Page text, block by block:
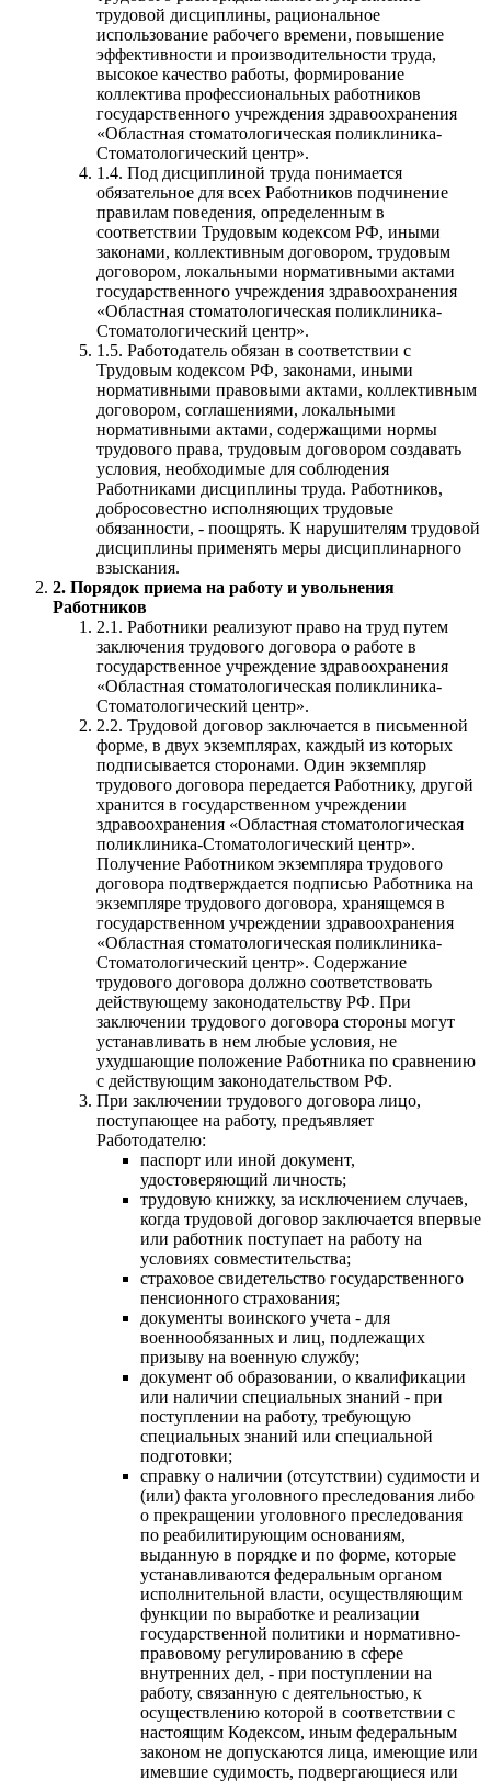
трудовой дисциплины, рациональное
использование рабочего времени, повышение
эффективности и производительности труда,
высокое качество работы, формирование
коллектива профессиональных работников
государственного учреждения здравоохранения
«Областная стоматологическая поликлиника-
Стоматологический центр».
1.4. Под дисциплиной труда понимается
обязательное для всех Работников подчинение
правилам поведения, определенным в
соответствии Трудовым кодексом РФ, иными
законами, коллективным договором, трудовым
договором, локальными нормативными актами
государственного учреждения здравоохранения
«Областная стоматологическая поликлиника-
Стоматологический центр».
1.5. Работодатель обязан в соответствии с
Трудовым кодексом РФ, законами, иными
нормативными правовыми актами, коллективным
договором, соглашениями, локальными
нормативными актами, содержащими нормы
трудового права, трудовым договором создавать
условия, необходимые для соблюдения
Работниками дисциплины труда. Работников,
добросовестно исполняющих трудовые
обязанности, - поощрять. К нарушителям трудовой
дисциплины применять меры дисциплинарного
взыскания.
2. Порядок приема на работу и увольнения
Работников
2.1. Работники реализуют право на труд путем
заключения трудового договора о работе в
государственное учреждение здравоохранения
«Областная стоматологическая поликлиника-
Стоматологический центр».
2.2. Трудовой договор заключается в письменной
форме, в двух экземплярах, каждый из которых
подписывается сторонами. Один экземпляр
трудового договора передается Работнику, другой
хранится в государственном учреждении
здравоохранения «Областная стоматологическая
поликлиника-Стоматологический центр».
Получение Работником экземпляра трудового
договора подтверждается подписью Работника на
экземпляре трудового договора, хранящемся в
государственном учреждении здравоохранения
«Областная стоматологическая поликлиника-
Стоматологический центр». Содержание
трудового договора должно соответствовать
действующему законодательству РФ. При
заключении трудового договора стороны могут
устанавливать в нем любые условия, не
ухудшающие положение Работника по сравнению
с действующим законодательством РФ.
При заключении трудового договора лицо,
поступающее на работу, предъявляет
Работодателю:
паспорт или иной документ,
удостоверяющий личность;
трудовую книжку, за исключением случаев,
когда трудовой договор заключается впервые
или работник поступает на работу на
условиях совместительства;
страховое свидетельство государственного
пенсионного страхования;
документы воинского учета - для
военнообязанных и лиц, подлежащих
призыву на военную службу;
документ об образовании, о квалификации
или наличии специальных знаний - при
поступлении на работу, требующую
специальных знаний или специальной
подготовки;
справку о наличии (отсутствии) судимости и
(или) факта уголовного преследования либо
о прекращении уголовного преследования
по реабилитирующим основаниям,
выданную в порядке и по форме, которые
устанавливаются федеральным органом
исполнительной власти, осуществляющим
функции по выработке и реализации
государственной политики и нормативно-
правовому регулированию в сфере
внутренних дел, - при поступлении на
работу, связанную с деятельностью, к
осуществлению которой в соответствии с
настоящим Кодексом, иным федеральным
законом не допускаются лица, имеющие или
имевшие судимость, подвергающиеся или